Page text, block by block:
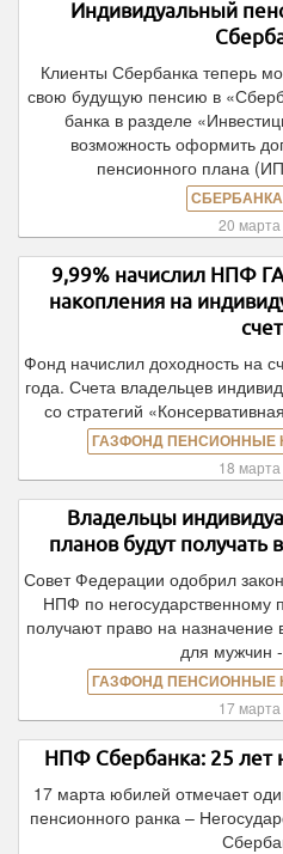
Индивидуальный
Клиенты Сбербанка теперь
свою будущую пенсию в
банка в разделе
возможность оформить
пенсионного плана
20
9,99% начислил НПФ
накопления на
Фонд начислил доходность на
года. Счета владельцев
со стратегий
ГАЗФОНД ПЕНСИОННЫЕ
18
Владельцы
планов будут получать
Совет Федерации одобрил
НПФ по негосударственному
получают право на
для мужчин
ГАЗФОНД ПЕНСИОННЫЕ
17
НПФ Сбербанка: 25 лет
17 марта юбилей отмечает
пенсионного ранка –